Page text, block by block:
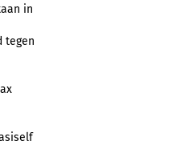
in
tegen